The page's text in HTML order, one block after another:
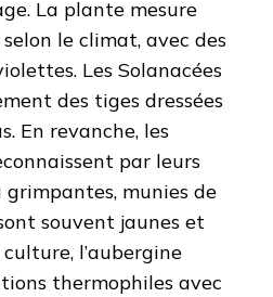
La plante mesure
le climat, avec des
Les Solanacées
des tiges dressées
En revanche, les
par leurs
munies de
souvent jaunes et
l’aubergine
thermophiles avec